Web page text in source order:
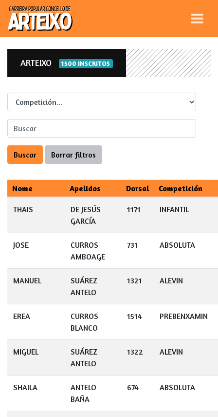
ARTEIXO 1500 INSCRITOS
Competicion
Nome Apelidos Dorsal Competición
THAIS
DE JESÚS
GARCÍA
1171 INFANTIL
JOSE
CURROS
AMBOAGE
731 ABSOLUTA
MANUEL
SUÁREZ
ANTELO
1321 ALEVIN
EREA
CURROS
BLANCO
1514 PREBENXAMIN
MIGUEL
SUÁREZ
ANTELO
1322 ALEVIN
SHAILA
ANTELO
BAÑA
674 ABSOLUTA